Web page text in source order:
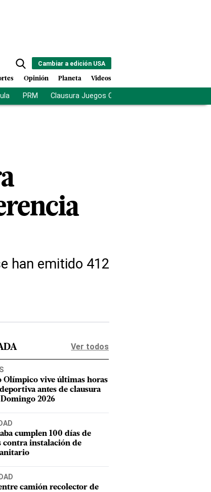
Cambiar a edición USA
Opinión Planeta Videos
PRM Clausura Juegos Centroamericanos
han emitido 412
Ver todos
Olímpico vive últimas horas
antes de clausura
2026
cumplen 100 días de
contra instalación de
camión recolector de